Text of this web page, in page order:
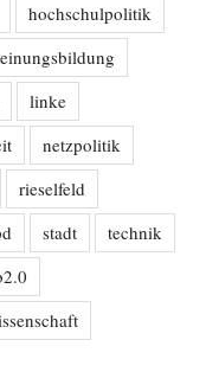
hochschulpolitik
linke
netzpolitik
rieselfeld
stadt
technik